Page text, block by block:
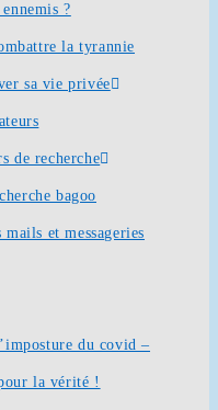
?
la tyrannie
sa vie privée
de recherche
bagoo
et messageries
du covid –
la vérité !